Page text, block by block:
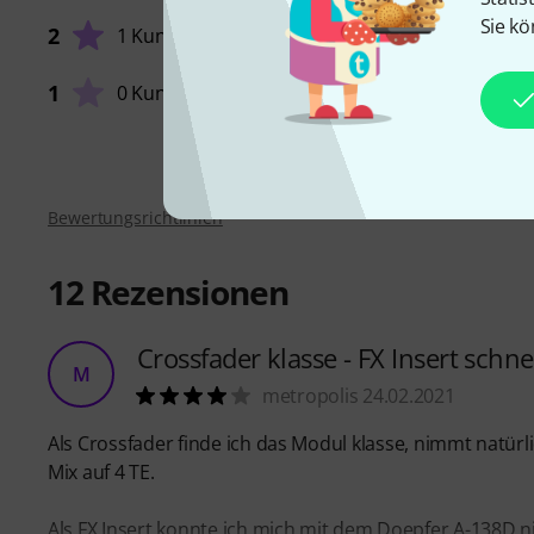
Sie
2 1 Kunde
1 0 Kunden
SOUND
Bewertungsrichtlinien
12 Rezensionen
M Crossfader klasse - FX Insert
metropolis 24.02.2021
Als Crossfader finde ich das Modul klasse, nimmt
Mix auf 4 TE.